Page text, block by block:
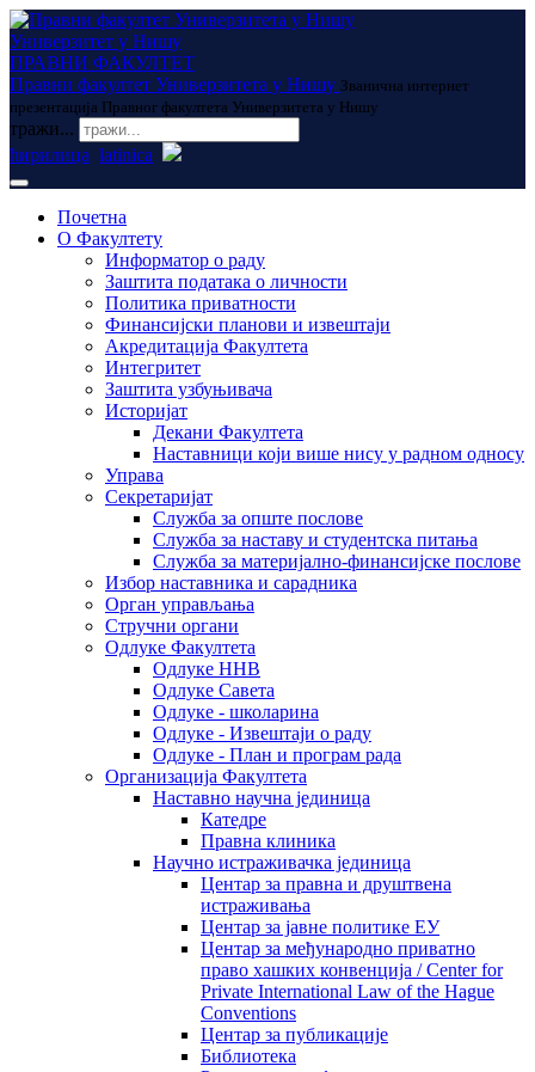
Универзитет у Нишу
ПРАВНИ ФАКУЛТЕТ
Правни факултет Универзитета у Нишу Званична интернет
презентација Правног факултета Универзитета у Нишу
тражи...
ћирилица latinica
Почетна
О Факултету
Информатор о раду
Заштита података о личности
Политика приватности
Финансијски планови и извештаји
Акредитација Факултета
Интегритет
Заштита узбуњивача
Историјат
Декани Факултета
Наставници који више нису у радном односу
Управа
Секретаријат
Служба за опште послове
Служба за наставу и студентска питања
Служба за материјално-финансијске послове
Избор наставника и сарадника
Oрган управљања
Стручни органи
Одлуке Факултета
Одлуке ННВ
Одлуке Савета
Одлуке - школарина
Одлуке - Извештаји о раду
Одлуке - План и програм рада
Организација Факултета
Наставно научна јединица
Катедре
Правна клиника
Научно истраживачка јединица
Центар за правна и друштвена
истраживања
Центар за јавне политике ЕУ
Центар за међународно приватно
право хашких конвенција / Center for
Private International Law of the Hague
Conventions
Центар за публикације
Библиотека